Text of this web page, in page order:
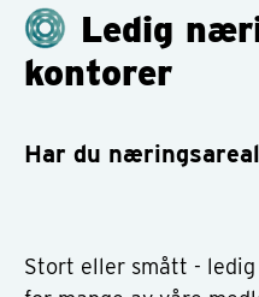
Ledig
kontorer
Har du
Stort eller smått -